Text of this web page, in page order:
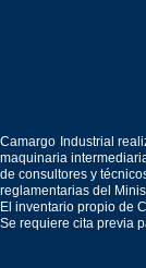
Camargo Industrial
maquinaria
de consultores y
reglamentarias del
El inventario propio de
Se requiere cita previa